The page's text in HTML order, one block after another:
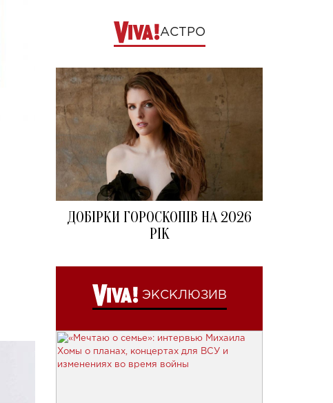
АСТРО
ДОБІРКИ ГОРОСКОПІВ НА 2026
РІК
ЭКСКЛЮЗИВ